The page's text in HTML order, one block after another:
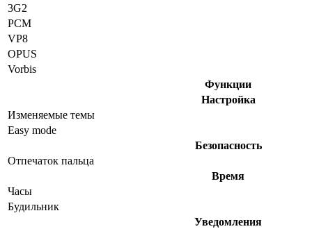
3G2
PCM
VP8
OPUS
Vorbis
Функции
Настройка
Изменяемые темы
Easy mode
Безопасность
Отпечаток пальца
Время
Часы
Будильник
Уведомления